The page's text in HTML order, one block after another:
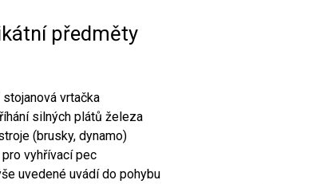
předměty
vrtačka
silných plátů železa
(brusky, dynamo)
vyhřívací pec
uvedené uvádí do pohybu